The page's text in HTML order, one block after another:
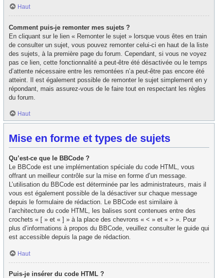
Haut
Comment puis-je remonter mes sujets ?
En cliquant sur le lien « Remonter le sujet » lorsque vous êtes en train
de consulter un sujet, vous pouvez remonter celui-ci en haut de la liste
des sujets, à la première page du forum. Cependant, si vous ne voyez
pas ce lien, cette fonctionnalité a peut-être été désactivée ou le temps
d’attente nécessaire entre les remontées n’a peut-être pas encore été
atteint. Il est également possible de remonter le sujet simplement en y
répondant, mais assurez-vous de le faire tout en respectant les règles
du forum.
Haut
Mise en forme et types de sujets
Qu’est-ce que le BBCode ?
Le BBCode est une implémentation spéciale du code HTML, vous
offrant un meilleur contrôle sur la mise en forme d’un message.
L’utilisation du BBCode est déterminée par les administrateurs, mais il
vous est également possible de la désactiver sur chaque message
depuis le formulaire de rédaction. Le BBCode est similaire à
l’architecture du code HTML, les balises sont contenues entre des
crochets « [ » et « ] » à la place des chevrons « < » et « > ». Pour
plus d’informations à propos du BBCode, veuillez consulter le guide qui
est accessible depuis la page de rédaction.
Haut
Puis-je insérer du code HTML ?